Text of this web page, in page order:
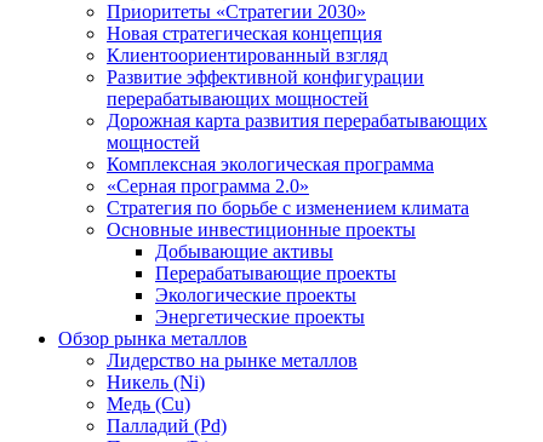
Приоритеты «Стратегии 2030»
Новая стратегическая концепция
Клиентоориентированный взгляд
Развитие эффективной конфигурации
перерабатывающих мощностей
Дорожная карта развития перерабатывающих
мощностей
Комплексная экологическая программа
«Серная программа 2.0»
Стратегия по борьбе с изменением климата
Основные инвестиционные проекты
Добывающие активы
Перерабатывающие проекты
Экологические проекты
Энергетические проекты
Обзор рынка металлов
Лидерство на рынке металлов
Никель (Ni)
Медь (Cu)
Палладий (Pd)